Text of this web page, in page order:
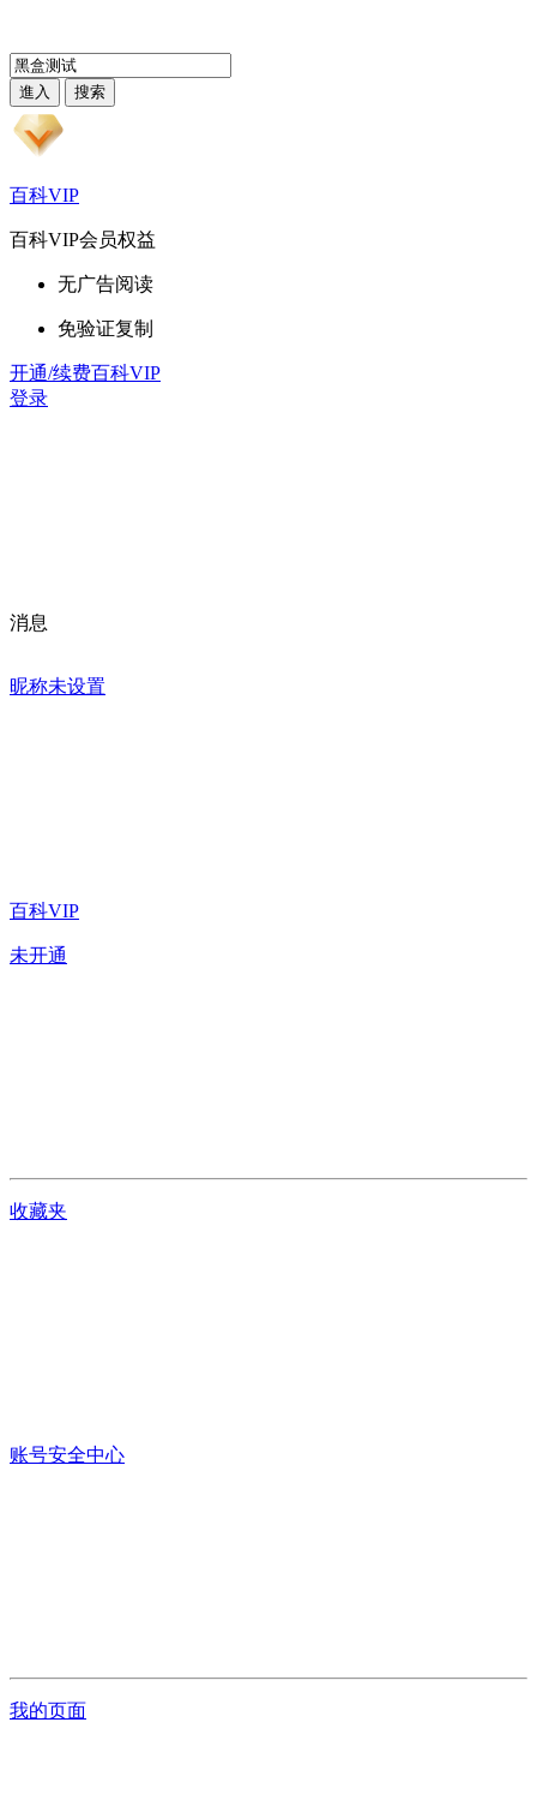
百科VIP
百科VIP会员权益
无广告阅读
免验证复制
开通/续费百科VIP
登录
消息
昵称未设置
百科VIP
未开通
收藏夹
账号安全中心
我的页面